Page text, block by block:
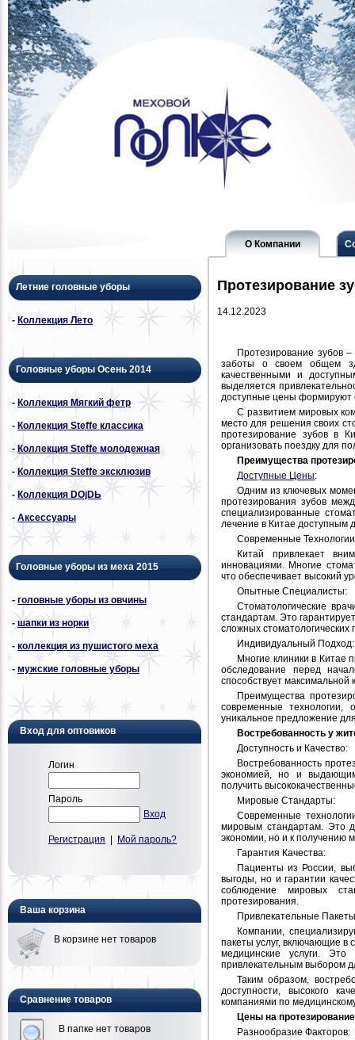
О Компании
Летние головные уборы
- Коллекция Лето
Головные уборы Осень 2014
- Коллекция Мягкий фетр
- Коллекция Steffe классика
-Коллекция Steffe молодежная
- Коллекция Steffe эксклюзив
- Коллекция DОjDЬ
- Аксессуары
Головные уборы из меха 2015
- головные уборы из овчины
-шапки из норки
- коллекция из пушистого меха
- мужские головные уборы
Вход для оптовиков
Логин
Пароль
Вход
Регистрация Мой пароль?
Ваша корзина
В корзине нет товаров
Сравнение товаров
В папке нет товаров
Протезирование
14.12.2023
Протезирование зубов
заботы о своем общем
качественными и
выделяется
доступные цены формируют
С развитием мировых
место для решения своих
протезирование зубов в
организовать поездку для
Преимущества
Доступные Цены:
Одним из ключевых
протезирования зубов
специализированные
лечение в Китае доступным
Современные
Китай привлекает
инновациями. Многие
что обеспечивает высокий
Опытные Специалисты:
Стоматологические
стандартам. Это
сложных стоматологических
Индивидуальный Подход:
Многие клиники в Китае
обследование перед
способствует максимальной
Преимущества
современные технологии,
уникальное предложение
Востребованность у
Доступность и Качество:
Востребованность
экономией, но и
получить
Мировые Стандарты:
Современные
мировым стандартам. Это
экономии, но и к получению
Гарантия Качества:
Пациенты из России,
выгоды, но и гарантии
соблюдение мировых
протезирования.
Привлекательные Пакеты
Компании,
пакеты услуг, включающие в
медицинские услуги.
привлекательным выбором
Таким образом,
доступности, высокого
компаниями по
Цены на
Разнообразие Факторов: